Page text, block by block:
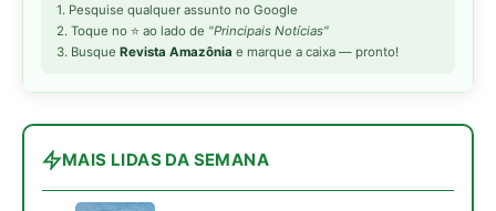
1. Pesquise qualquer assunto no Google
2. Toque no ⭐ ao lado de "Principais Notícias"
3. Busque Revista Amazônia e marque a caixa — pronto!
MAIS LIDAS DA SEMANA